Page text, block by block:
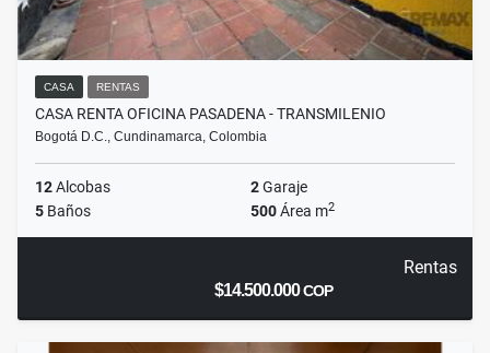
CASA RENTAS
CASA RENTA OFICINA PASADENA - TRANSMILENIO
Bogotá D.C., Cundinamarca, Colombia
12Alcobas 2Garaje
5 Baños 500Área m2
Rentas
$14.500.000COP